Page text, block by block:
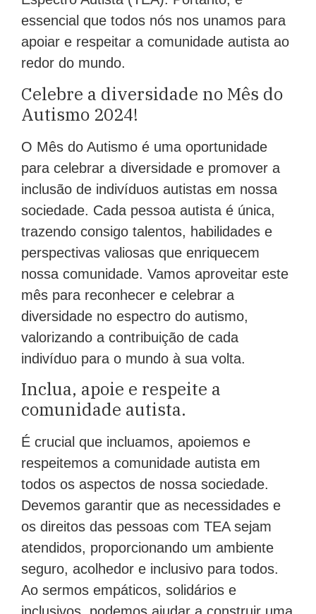
essencial que todos nós nos unamos para
apoiar e respeitar a comunidade autista ao
redor do mundo.
Celebre a diversidade no Mês do
Autismo 2024!
O Mês do Autismo é uma oportunidade
para celebrar a diversidade e promover a
inclusão de indivíduos autistas em nossa
sociedade. Cada pessoa autista é única,
trazendo consigo talentos, habilidades e
perspectivas valiosas que enriquecem
nossa comunidade. Vamos aproveitar este
mês para reconhecer e celebrar a
diversidade no espectro do autismo,
valorizando a contribuição de cada
indivíduo para o mundo à sua volta.
Inclua, apoie e respeite a
comunidade autista.
É crucial que incluamos, apoiemos e
respeitemos a comunidade autista em
todos os aspectos de nossa sociedade.
Devemos garantir que as necessidades e
os direitos das pessoas com TEA sejam
atendidos, proporcionando um ambiente
seguro, acolhedor e inclusivo para todos.
Ao sermos empáticos, solidários e